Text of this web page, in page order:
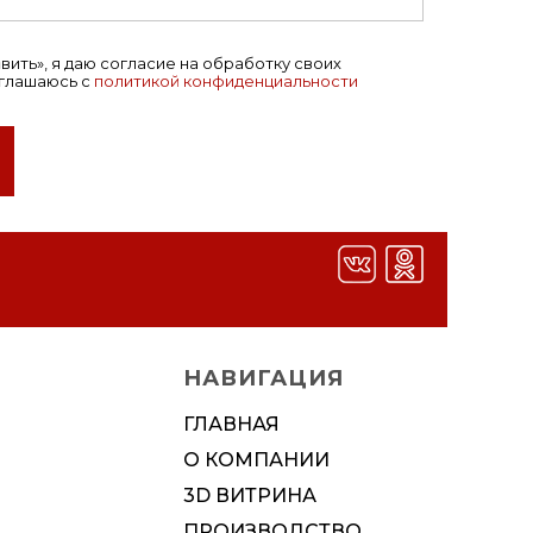
я даю согласие на обработку своих
с политикой конфиденциальности
Весны, д.21, стр. 94
Весны, д. 21, пом. 94
д. 21, стр. 94
НАВИГАЦИЯ
ГЛАВНАЯ
О КОМПАНИИ
3D ВИТРИНА